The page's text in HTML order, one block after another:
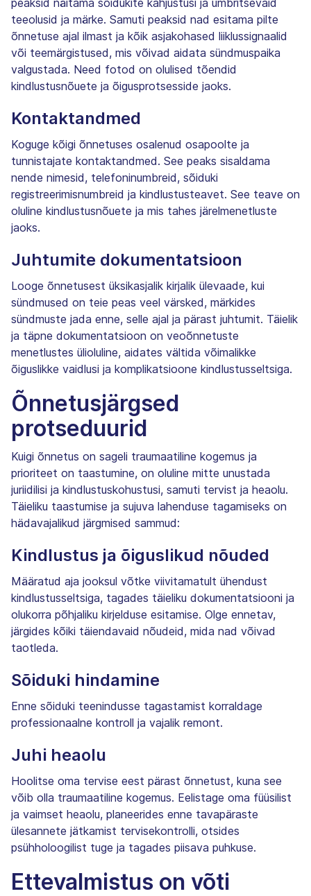
teeolusid ja märke. Samuti peaksid nad esitama pilte
õnnetuse ajal ilmast ja kõik asjakohased liiklussignaalid
või teemärgistused, mis võivad aidata sündmuspaika
valgustada. Need fotod on olulised tõendid
kindlustusnõuete ja õigusprotsesside jaoks.
Kontaktandmed
Koguge kõigi õnnetuses osalenud osapoolte ja
tunnistajate kontaktandmed. See peaks sisaldama
nende nimesid, telefoninumbreid, sõiduki
registreerimisnumbreid ja kindlustusteavet. See teave on
oluline kindlustusnõuete ja mis tahes järelmenetluste
jaoks.
Juhtumite dokumentatsioon
Looge õnnetusest üksikasjalik kirjalik ülevaade, kui
sündmused on teie peas veel värsked, märkides
sündmuste jada enne, selle ajal ja pärast juhtumit. Täielik
ja täpne dokumentatsioon on veoõnnetuste
menetlustes ülioluline, aidates vältida võimalikke
õiguslikke vaidlusi ja komplikatsioone kindlustusseltsiga.
Õnnetusjärgsed
protseduurid
Kuigi õnnetus on sageli traumaatiline kogemus ja
prioriteet on taastumine, on oluline mitte unustada
juriidilisi ja kindlustuskohustusi, samuti tervist ja heaolu.
Täieliku taastumise ja sujuva lahenduse tagamiseks on
hädavajalikud järgmised sammud:
Kindlustus ja õiguslikud nõuded
Määratud aja jooksul võtke viivitamatult ühendust
kindlustusseltsiga, tagades täieliku dokumentatsiooni ja
olukorra põhjaliku kirjelduse esitamise. Olge ennetav,
järgides kõiki täiendavaid nõudeid, mida nad võivad
taotleda.
Sõiduki hindamine
Enne sõiduki teenindusse tagastamist korraldage
professionaalne kontroll ja vajalik remont.
Juhi heaolu
Hoolitse oma tervise eest pärast õnnetust, kuna see
võib olla traumaatiline kogemus. Eelistage oma füüsilist
ja vaimset heaolu, planeerides enne tavapäraste
ülesannete jätkamist tervisekontrolli, otsides
psühholoogilist tuge ja tagades piisava puhkuse.
Ettevalmistus on võti